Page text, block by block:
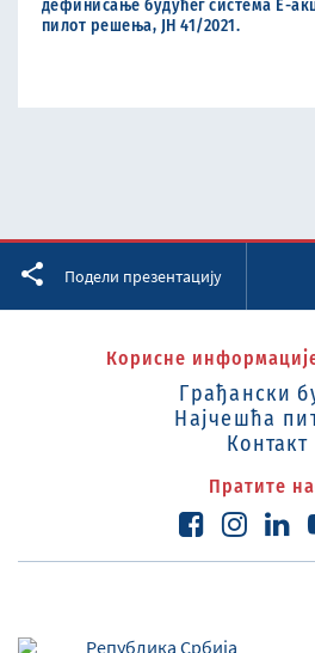
дефинисање будућег система Е-
пилот решења, ЈН 41/2021.
Подели презентацију
Корисне
Грађански
Најчешћа
Контакт
Пратите